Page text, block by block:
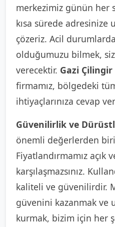
merkezimiz günün her
kısa sürede adresinize
çözeriz. Acil
olduğumuzu bilmek,
verecektir. Gazi Çilingir
firmamız, bölgedeki
ihtiyaçlarınıza cevap
Güvenilirlik ve
önemli değerlerden
Fiyatlandırmamız açık
karşılaşmazsınız.
kaliteli ve güvenilirdir.
güvenini kazanmak ve
kurmak, bizim için her